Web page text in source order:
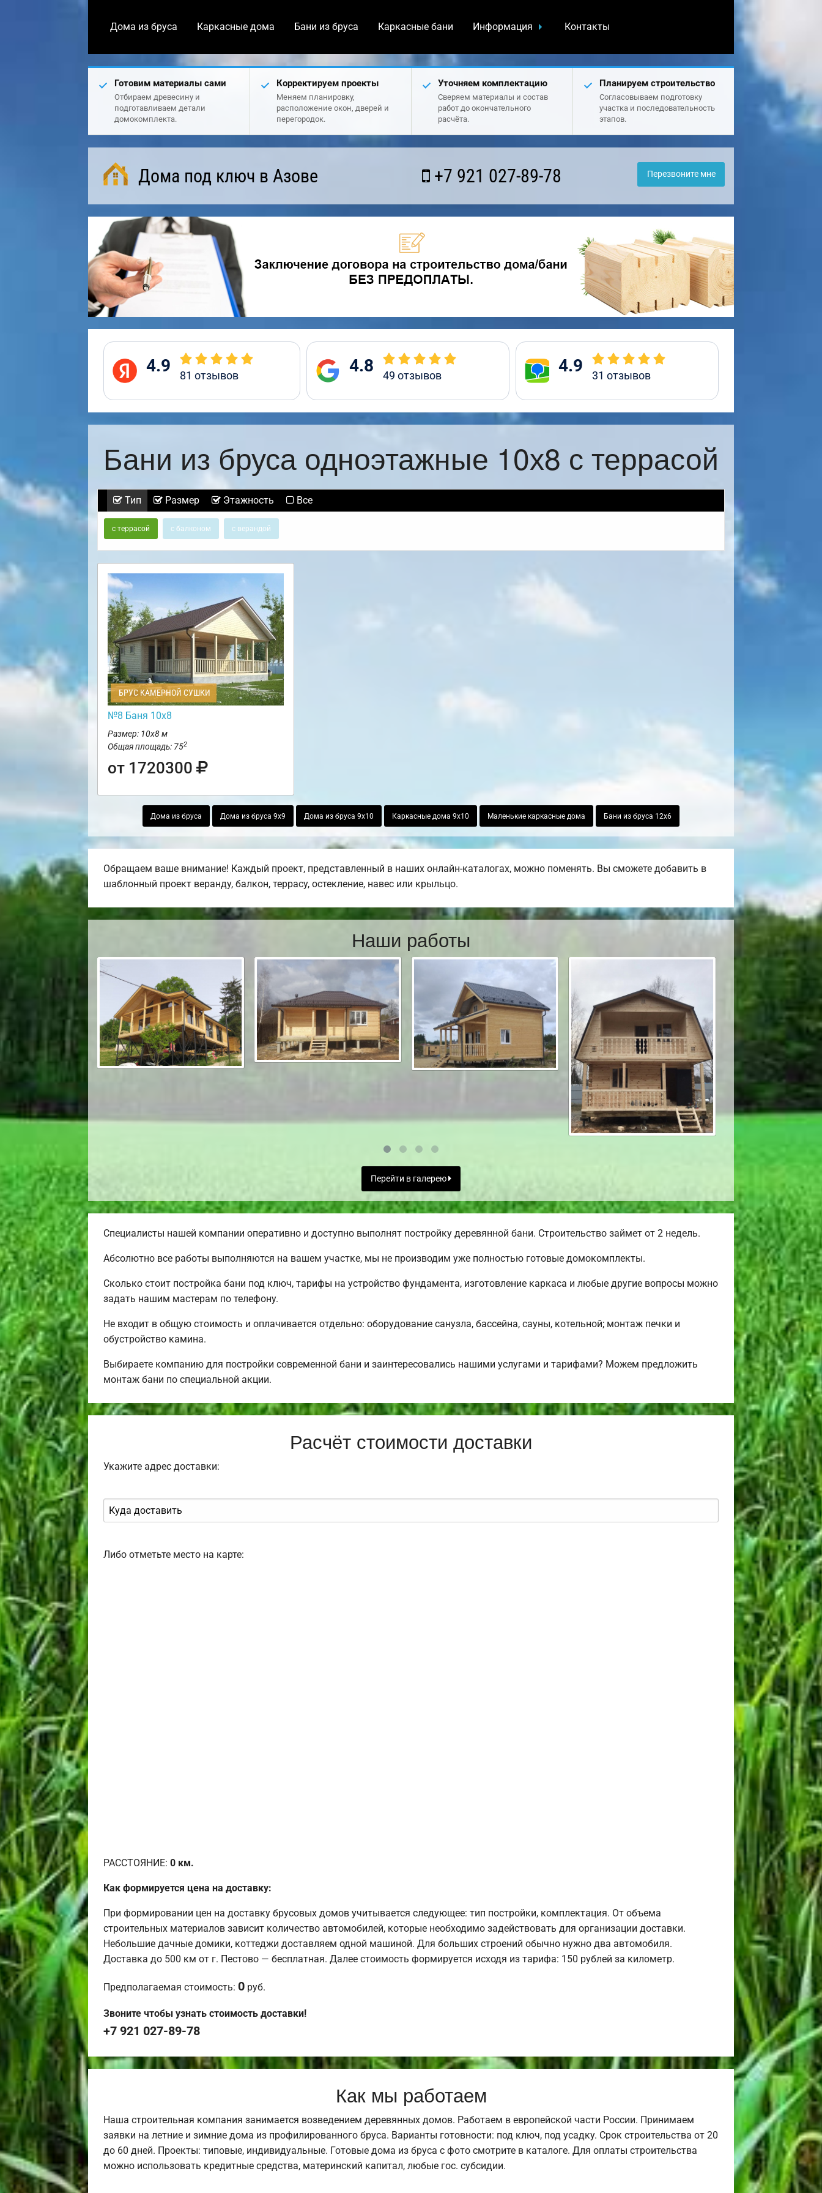
Дома из бруса Каркасные дома Бани из бруса Каркасные бани Информация Контакты
Готовим материалы сами
Отбираем древесину и
подготавливаем детали
домокомплекта.
Корректируем проекты
Меняем планировку,
расположение окон, дверей и
перегородок.
Уточняем комплектацию
Сверяем материалы и состав
работ до окончательного
расчёта.
Планируем строительство
Согласовываем подготовку
участка и последовательность
этапов.
Дома под ключ в Азове +7 921 027-89-78 Перезвоните мне
4.9 81 отзывов 4.8 49 отзывов 4.9 31 отзывов
Бани из бруса одноэтажные 10х8 с террасой
Тип Размер Этажность Все
с террасой с балконом с верандой
БРУС КАМЕРНОЙ СУШКИ
№8 Баня 10х8
Размер: 10х8 м
Общая площадь: 752
от 1720300
Дома из бруса Дома из бруса 9х9 Дома из бруса 9х10 Каркасные дома 9х10 Маленькие каркасные дома Бани из бруса 12х6
Обращаем ваше внимание! Каждый проект, представленный в наших онлайн-каталогах, можно поменять. Вы сможете добавить в
шаблонный проект веранду, балкон, террасу, остекление, навес или крыльцо.
Наши работы
Перейти в галерею
Специалисты нашей компании оперативно и доступно выполнят постройку деревянной бани. Строительство займет от 2 недель.
Абсолютно все работы выполняются на вашем участке, мы не производим уже полностью готовые домокомплекты.
Сколько стоит постройка бани под ключ, тарифы на устройство фундамента, изготовление каркаса и любые другие вопросы можно
задать нашим мастерам по телефону.
Не входит в общую стоимость и оплачивается отдельно: оборудование санузла, бассейна, сауны, котельной; монтаж печки и
обустройство камина.
Выбираете компанию для постройки современной бани и заинтересовались нашими услугами и тарифами? Можем предложить
монтаж бани по специальной акции.
Расчёт стоимости доставки
Укажите адрес доставки:
Либо отметьте место на карте:
РАССТОЯНИЕ: 0 км.
Как формируется цена на доставку:
При формировании цен на доставку брусовых домов учитывается следующее: тип постройки, комплектация. От объема
строительных материалов зависит количество автомобилей, которые необходимо задействовать для организации доставки.
Небольшие дачные домики, коттеджи доставляем одной машиной. Для больших строений обычно нужно два автомобиля.
Доставка до 500 км от г. Пестово — бесплатная. Далее стоимость формируется исходя из тарифа: 150 рублей за километр.
Предполагаемая стоимость: 0 руб.
Звоните чтобы узнать стоимость доставки!
+7 921 027-89-78
Как мы работаем
Наша строительная компания занимается возведением деревянных домов. Работаем в европейской части России. Принимаем
заявки на летние и зимние дома из профилированного бруса. Варианты готовности: под ключ, под усадку. Срок строительства от 20
до 60 дней. Проекты: типовые, индивидуальные. Готовые дома из бруса с фото смотрите в каталоге. Для оплаты строительства
можно использовать кредитные средства, материнский капитал, любые гос. субсидии.